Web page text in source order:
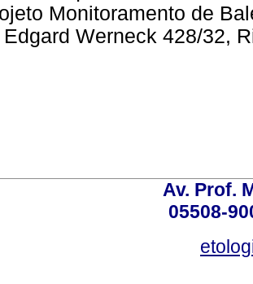
Monitoramento de
Edgard Werneck 428/32,
Av. Prof.
05508-